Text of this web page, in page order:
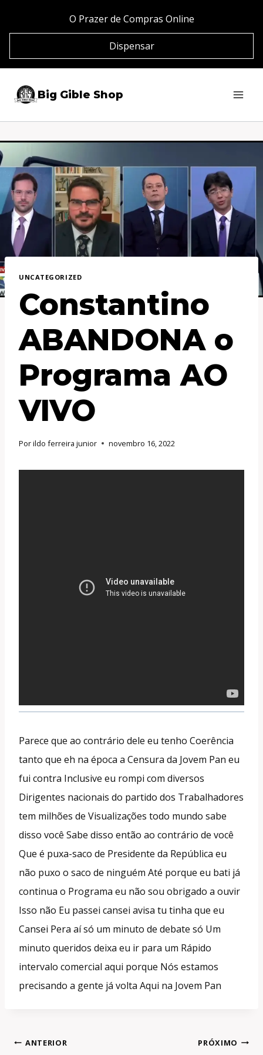
Conteúdo
O Prazer de Compras Online
Dispensar
Big Gible Shop
UNCATEGORIZED
Constantino
ABANDONA o
Programa AO
VIVO
Porildo ferreira junior novembro 16, 2022
Parece que ao contrário dele eu tenho Coerência
tanto que eh na época a Censura da Jovem Pan eu
fui contra Inclusive eu rompi com diversos
Dirigentes nacionais do partido dos Trabalhadores
tem milhões de Visualizações todo mundo sabe
disso você Sabe disso então ao contrário de você
Que é puxa-saco de Presidente da República eu
não puxo o saco de ninguém Até porque eu bati já
continua o Programa eu não sou obrigado a ouvir
Isso não Eu passei cansei avisa tu tinha que eu
Cansei Pera aí só um minuto de debate só Um
minuto queridos deixa eu ir para um Rápido
intervalo comercial aqui porque Nós estamos
precisando a gente já volta Aqui na Jovem Pan
Navegação
ANTERIOR PRÓXIMO